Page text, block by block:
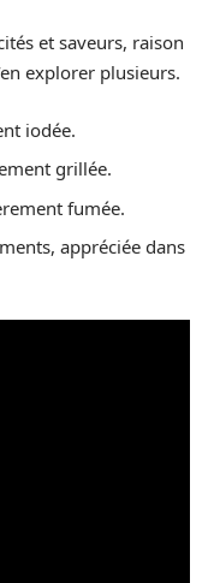
et saveurs, raison
explorer plusieurs.
iodée.
grillée.
fumée.
appréciée dans